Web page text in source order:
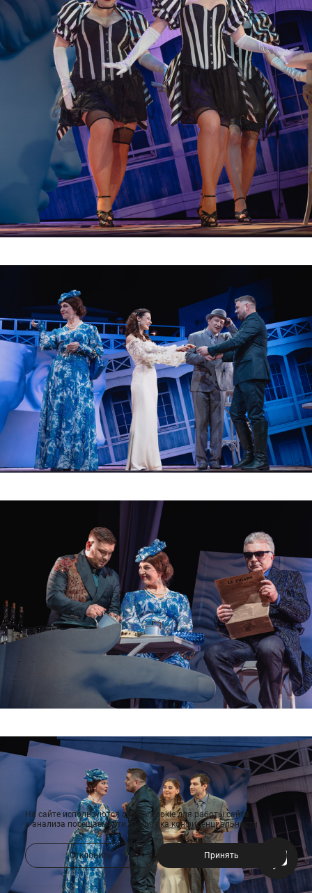
На сайте используются файлы cookie для работы сайта
и анализа посещаемости.
Политика конфиденциальности
Отклонить Принять